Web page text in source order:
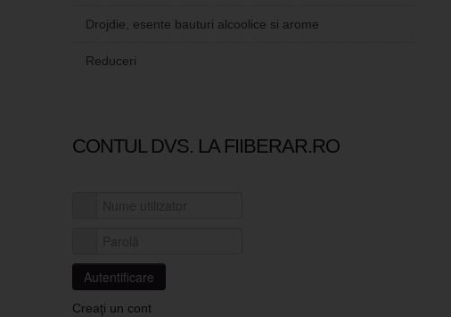
Drojdie, esente bauturi alcoolice si arome
Reduceri
CONTUL DVS. LA FIIBERAR.RO
Autentificare
Creaţi un cont